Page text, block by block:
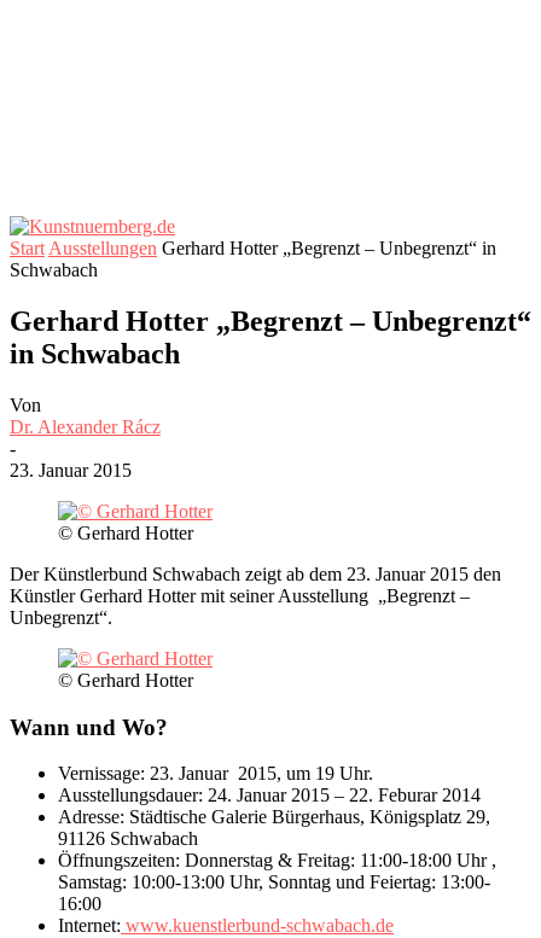
Start Ausstellungen Gerhard Hotter „Begrenzt – Unbegrenzt“ in
Schwabach
Gerhard Hotter „Begrenzt – Unbegrenzt“
in Schwabach
Von
Dr. Alexander Rácz
-
23. Januar 2015
© Gerhard Hotter
Der Künstlerbund Schwabach zeigt ab dem 23. Januar 2015 den
Künstler Gerhard Hotter mit seiner Ausstellung „Begrenzt –
Unbegrenzt“.
© Gerhard Hotter
Wann und Wo?
Vernissage: 23. Januar 2015, um 19 Uhr.
Ausstellungsdauer: 24. Januar 2015 – 22. Feburar 2014
Adresse: Städtische Galerie Bürgerhaus, Königsplatz 29,
91126 Schwabach
Öffnungszeiten: Donnerstag & Freitag: 11:00-18:00 Uhr ,
Samstag: 10:00-13:00 Uhr, Sonntag und Feiertag: 13:00-
16:00
Internet: www.kuenstlerbund-schwabach.de